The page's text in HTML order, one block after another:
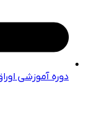
دوره آموزشی